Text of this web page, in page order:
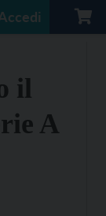
il
A